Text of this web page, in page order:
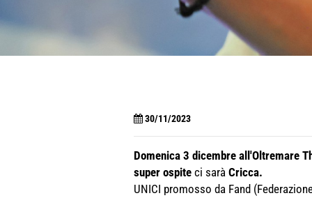
30/11/2023
Domenica 3 dicembre all'Oltremare
super ospiteci sarà Cricca.
UNICI promosso da Fand